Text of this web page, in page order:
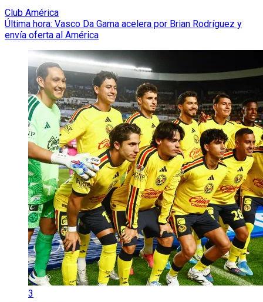
Club América
Última hora: Vasco Da Gama acelera por Brian Rodríguez y
envía oferta al América
3